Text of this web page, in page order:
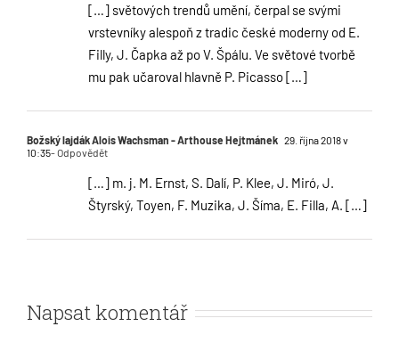
[…] světových trendů umění, čerpal se svými
vrstevníky alespoň z tradic české moderny od E.
Filly, J. Čapka až po V. Špálu. Ve světové tvorbě
mu pak učaroval hlavně P. Picasso […]
Božský lajdák Alois Wachsman - Arthouse Hejtmánek 29. října 2018 v
10:35- Odpovědět
[…] m. j. M. Ernst, S. Dalí, P. Klee, J. Miró, J.
Štyrský, Toyen, F. Muzika, J. Šíma, E. Filla, A. […]
Napsat komentář